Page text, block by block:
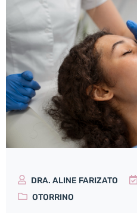
DRA. ALINE FARIZATO
OTORRINO